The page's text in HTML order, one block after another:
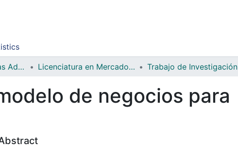
Facultad de Ciencias Administrativas y Sociales Licenciatura en Mercadotecnia Trabajo de Investigación
de negocios para